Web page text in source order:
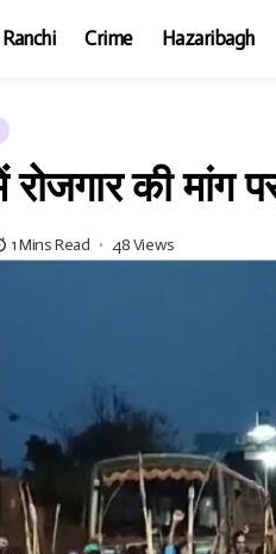
Ranchi Crime Hazaribagh
रोजगार की मांग
1 Mins Read 48 Views